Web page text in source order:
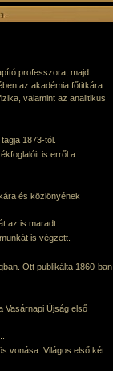
professzora, majd
az akadémia főtitkára.
valamint az analitikus
1873-tól.
is erről a
és közlönyének
az is maradt.
is végzett.
Ott publikálta 1860-ban
Vasárnapi Újság első
vonása: Világos első két